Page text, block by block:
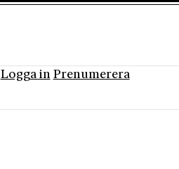
Logga in Prenumerera